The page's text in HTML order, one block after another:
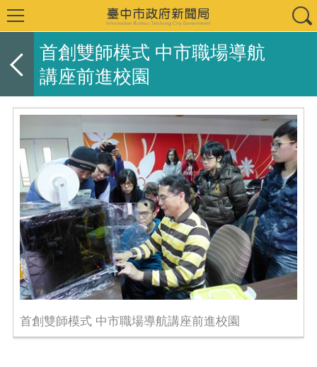
首創雙師模式 中市職場導航
講座前進校園
首創雙師模式 中市職場導航講座前進校園